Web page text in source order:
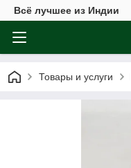
Всё лучшее из Индии
Товары и услуги